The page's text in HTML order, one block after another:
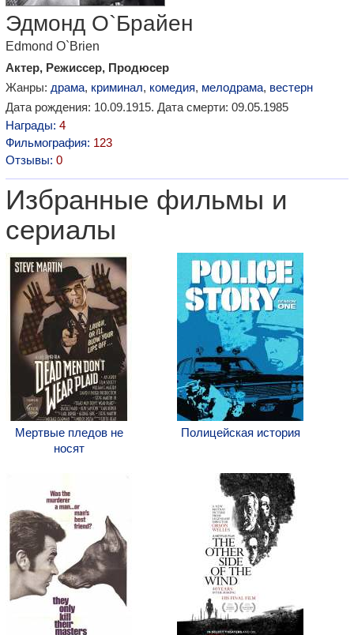
Эдмонд О`Брайен
Edmond O`Brien
Актер, Режиссер, Продюсер
Жанры: драма, криминал, комедия, мелодрама, вестерн
Дата рождения: 10.09.1915. Дата смерти: 09.05.1985
Награды: 4
Фильмография: 123
Отзывы: 0
Избранные фильмы и
сериалы
Мертвые пледов не
носят
Полицейская история